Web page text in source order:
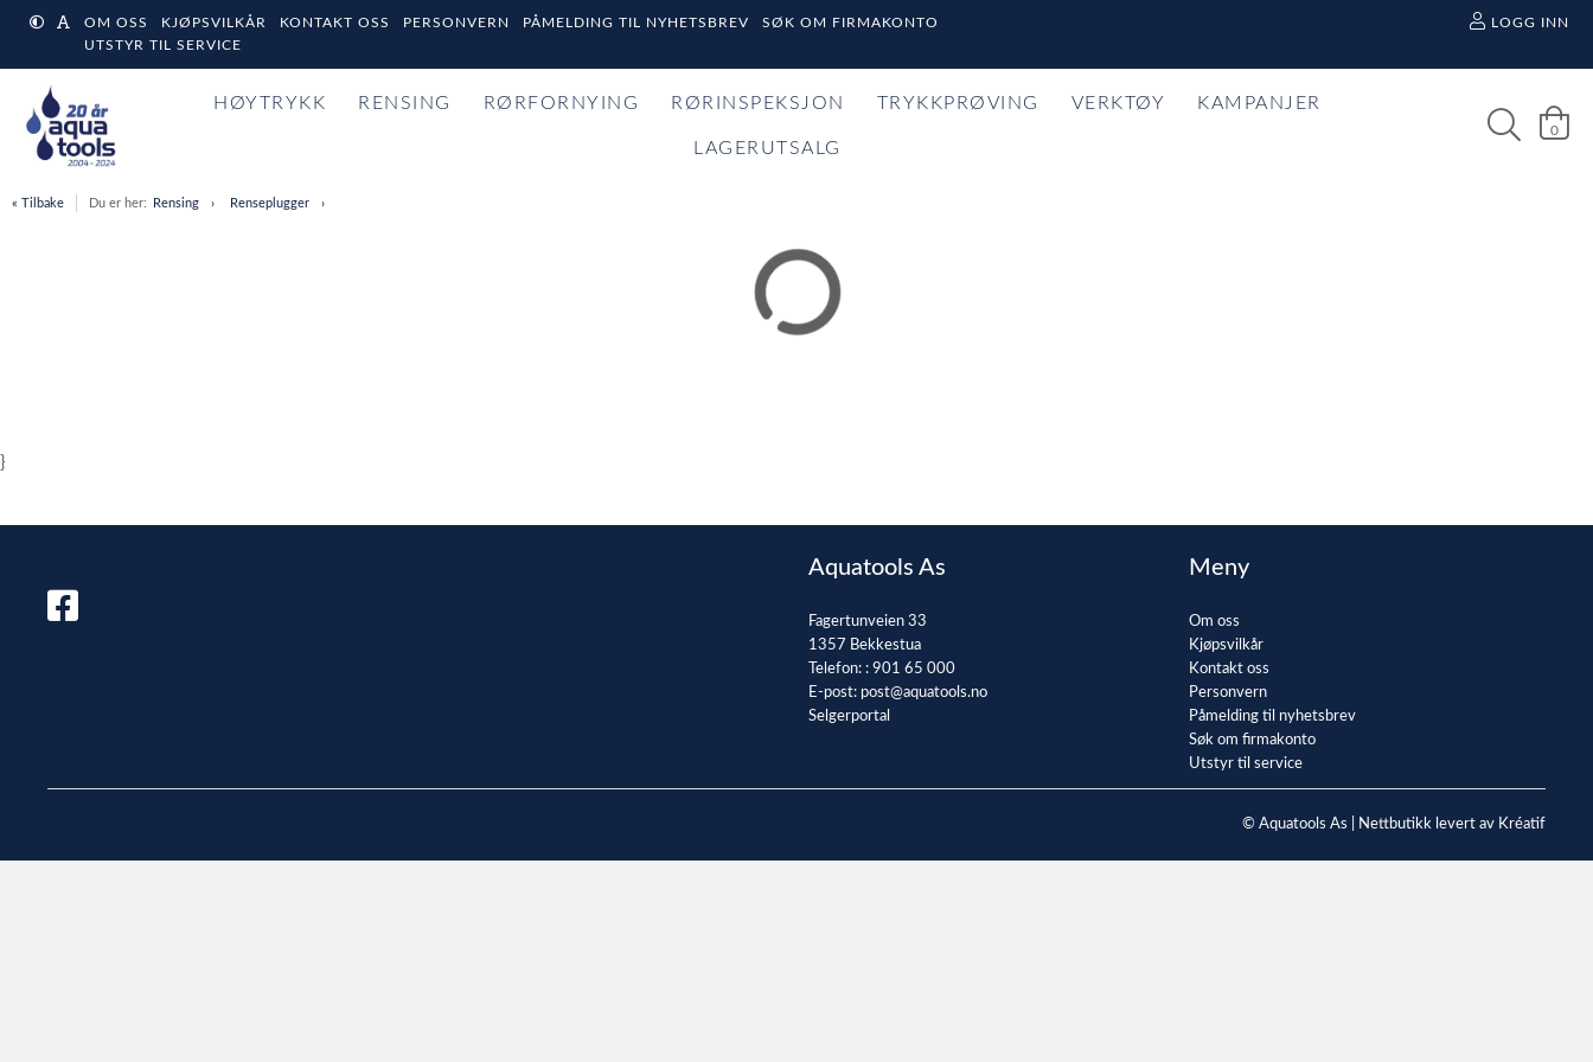
OM OSS KJØPSVILKÅR KONTAKT OSS PERSONVERN PÅMELDING TIL NYHETSBREV
SØK OM FIRMAKONTO
UTSTYR TIL SERVICE
LOGG INN
HØYTRYKK RENSING RØRFORNYING RØRINSPEKSJON TRYKKPRØVING VERKTØY KAMPANJER
LAGERUTSALG
0
« Tilbake Du er her: Rensing Renseplugger
}
Aquatools As
Fagertunveien 33
1357 Bekkestua
Telefon: : 901 65 000
E-post: post@aquatools.no
Selgerportal
Meny
Om oss
Kjøpsvilkår
Kontakt oss
Personvern
Påmelding til nyhetsbrev
Søk om firmakonto
Utstyr til service
© Aquatools As | Nettbutikk levert av Kréatif